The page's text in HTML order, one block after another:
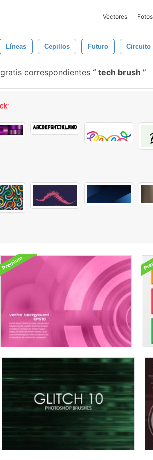
Vectores Fotos
Líneas Cepillos Futuro Circuito
correspondientes tech brush